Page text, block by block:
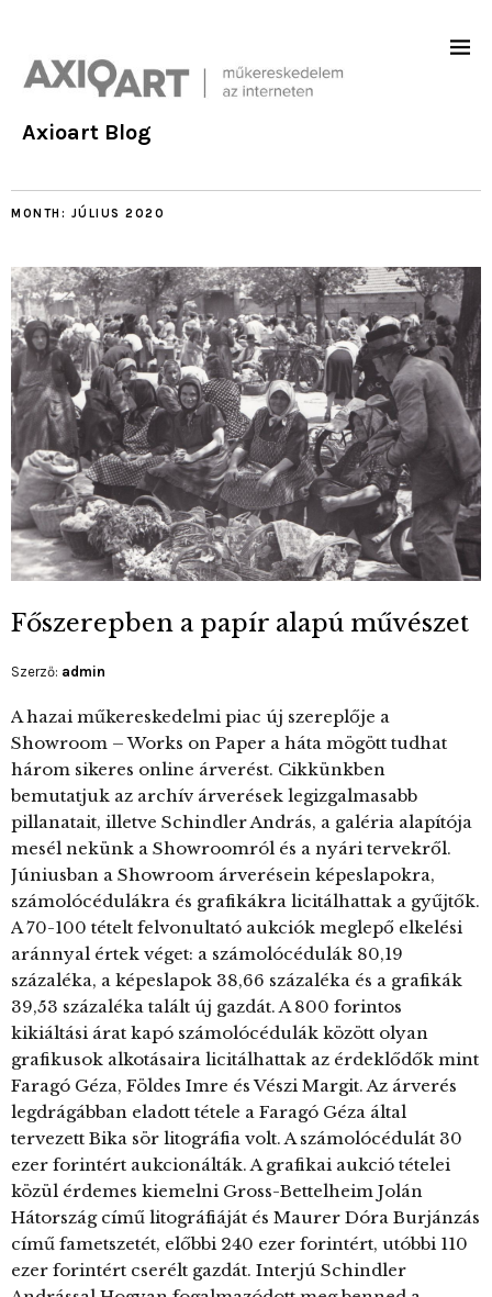
Axioart Blog
MONTH: JÚLIUS 2020
Főszerepben a papír alapú művészet
Szerző: admin
A hazai műkereskedelmi piac új szereplője a
Showroom – Works on Paper a háta mögött tudhat
három sikeres online árverést. Cikkünkben
bemutatjuk az archív árverések legizgalmasabb
pillanatait, illetve Schindler András, a galéria alapítója
mesél nekünk a Showroomról és a nyári tervekről.
Júniusban a Showroom árverésein képeslapokra,
számolócédulákra és grafikákra licitálhattak a gyűjtők.
A 70-100 tételt felvonultató aukciók meglepő elkelési
aránnyal értek véget: a számolócédulák 80,19
százaléka, a képeslapok 38,66 százaléka és a grafikák
39,53 százaléka talált új gazdát. A 800 forintos
kikiáltási árat kapó számolócédulák között olyan
grafikusok alkotásaira licitálhattak az érdeklődők mint
Faragó Géza, Földes Imre és Vészi Margit. Az árverés
legdrágábban eladott tétele a Faragó Géza által
tervezett Bika sör litográfia volt. A számolócédulát 30
ezer forintért aukcionálták. A grafikai aukció tételei
közül érdemes kiemelni Gross-Bettelheim Jolán
Hátország című litográfiáját és Maurer Dóra Burjánzás
című fametszetét, előbbi 240 ezer forintért, utóbbi 110
ezer forintért cserélt gazdát. Interjú Schindler